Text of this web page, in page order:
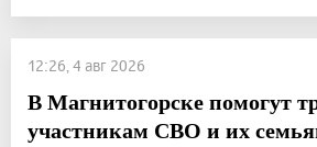
12:26, 4 авг 2026
В Магнитогорске помогут
участникам СВО и их